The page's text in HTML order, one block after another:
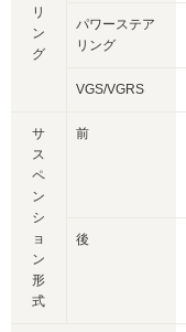
リ
ン
グ
パワーステア
リング
VGS/VGRS
サ
ス
ペ
ン
シ
ョ
ン
形
式
前
後